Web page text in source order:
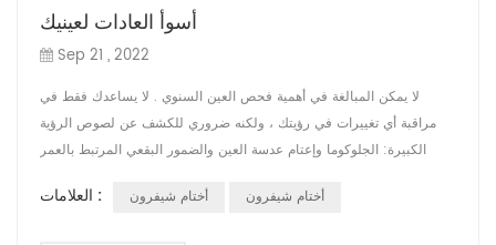
أسوأ العادات لعينيك
Sep 21 , 2022
لا يمكن المبالغة في أهمية فحص العين السنوي . لا يساعدك فقط في
مراقبة أي تغييرات في رؤيتك ، ولكنه ضروري للكشف عن لصوص الرؤية
الكبيرة: الجلوكوما وإعتام عدسة العين والضمور البقعي المرتبط بالعمر
فقدان للرؤية. العادة السيئة 1: التدخين عادة سيئة 2: التحديق في هاتفك
العلامات : أختام شيفرون أختام شيفرون